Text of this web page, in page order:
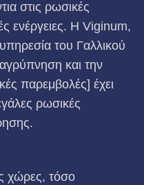
στις ρωσικές
ενέργειες. Η Viginum,
υπηρεσία του Γαλλικού
και την
παρεμβολές] έχει
ρωσικές
χώρες, τόσο